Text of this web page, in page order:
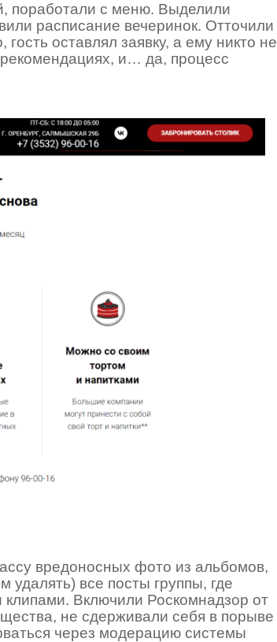
поработали с меню. Выделили
расписание вечеринок. Отточили
оставлял заявку, а ему никто не
и… да, процесс
вредоносных фото из альбомов,
все посты группы, где
Включили Роскомнадзор от
не сдерживали себя в порыве
через модерацию системы